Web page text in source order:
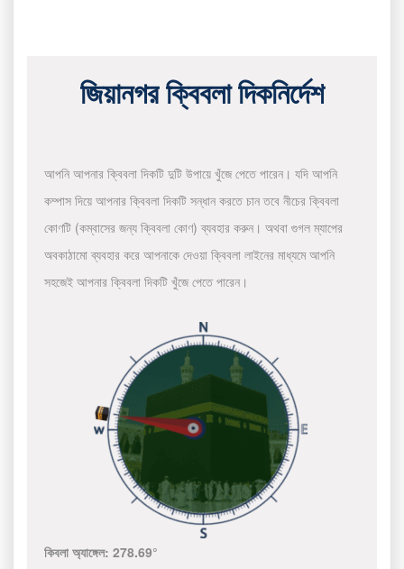
জিয়ানগর ক্বিবলা দিকনির্দেশ
আপনি আপনার ক্বিবলা দিকটি দুটি উপায়ে খুঁজে পেতে পারেন। যদি আপনি
কম্পাস দিয়ে আপনার ক্বিবলা দিকটি সন্ধান করতে চান তবে নীচের ক্বিবলা
কোণটি (কম্বাসের জন্য ক্বিবলা কোণ) ব্যবহার করুন। অথবা গুগল ম্যাপের
অবকাঠামো ব্যবহার করে আপনাকে দেওয়া ক্বিবলা লাইনের মাধ্যমে আপনি
সহজেই আপনার ক্বিবলা দিকটি খুঁজে পেতে পারেন।
কিবলা অ্যাঙ্গেল:278.69°